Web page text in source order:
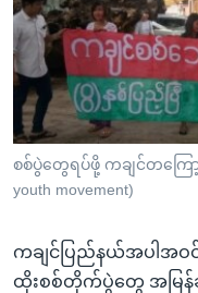
အ
ညွန်း
စာမျက်နှာ
ကျော်
ကြည့်
ရန်
ရန်
နေရာ
သုတပဒေသာ အင်္ဂလိပ်စာ
Learning English
ဗွီအိုအေ လူမှုကွန်ယက်များ
စစ်ပွဲတွေရပ်ဖို့ ကချင်တကြော့
youth movement)
ကချင်ပြည်နယ်အပါအဝ
ထိုးစစ်တိုက်ပွဲတွေ အမြန်